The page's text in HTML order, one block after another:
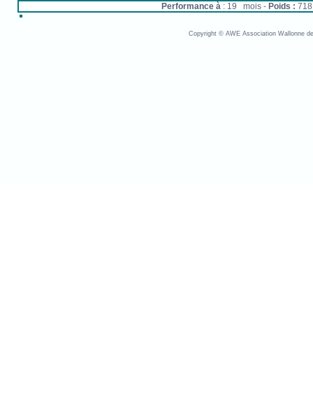
Performance à: 19 mois - Poids :
Copyright © AWE Association Wallonne